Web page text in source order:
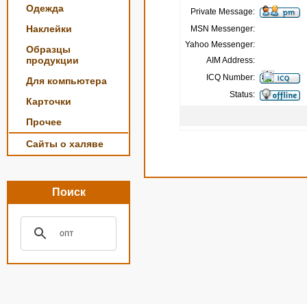
Одежда
Наклейки
Образцы
продукции
Для компьютера
Карточки
Прочее
Сайты о халяве
Поиск
Private Message:
MSN Messenger:
Yahoo Messenger:
AIM Address:
ICQ Number:
Status: